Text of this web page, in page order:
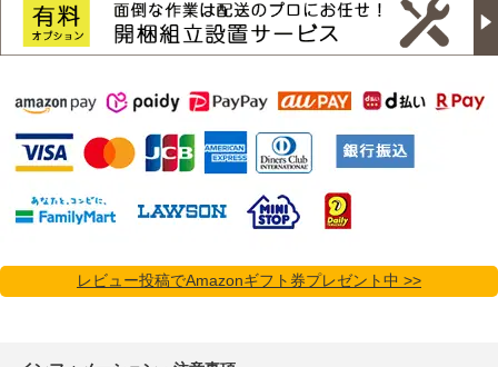
レビュー投稿でAmazonギフト券プレゼント中 >>